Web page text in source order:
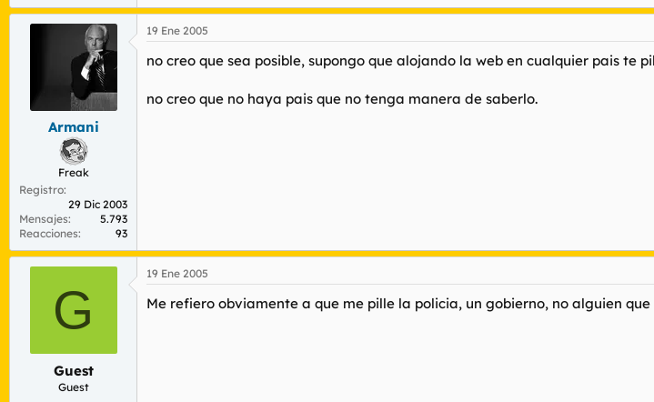
Armani
Freak
Registro
29 Dic 2003
Mensajes
5.793
Reacciones
93
19 Ene 2005
no creo que sea posible, supongo que alojando la web en cualquier pais te
no creo que no haya pais que no tenga manera de saberlo.
G
Guest
Guest
19 Ene 2005
Me refiero obviamente a que me pille la policia, un gobierno, no alguien